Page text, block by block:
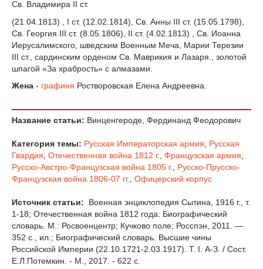
Св. Владимира II ст.
(21.04.1813) , I ст. (12.02.1814), Св. Анны III ст. (15.05.1798),
Св. Георгия III ст. (8.05.1806), II ст. (4.02.1813) , Св. Иоанна
Иерусалимского, шведским Военным Меча, Марии Терезии
III ст., сардинским орденом Св. Маврикия и Лазаря., золотой
шпагой «За храбрость» с алмазами.
Жена - графиня Ростворовская Елена Андреевна.
Название статьи: Винценгероде, Фердинанд Феодорович
Категория темы: Русская Императорская армия
Русская
Гвардия Отечественная война 1812 г. Французская армия
Русско-Австро-Французская война 1805 г.
Русско-Прусско-
Французская война 1806-07 гг.
Офицерский корпус
Источник статьи:
Военная энциклопедия Сытина, 1916 г., т.
1-18; Отечественная война 1812 года: Биографический
словарь. М.: Росвоенцентр; Кучково поле; Росспэн, 2011. —
352 с., ил.; Биографический словарь. Высшие чины
Российской Империи (22.10.1721-2.03.1917). Т. I. А-З. / Сост.
Е.Л.Потемкин. - М., 2017. - 622 с.